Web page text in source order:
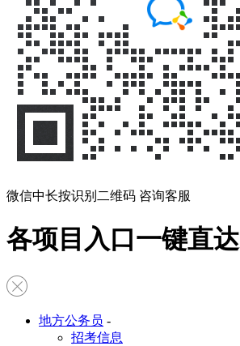
微信中长按识别二维码 咨询客服
各项目入口一键直达
地方公务员 -
招考信息